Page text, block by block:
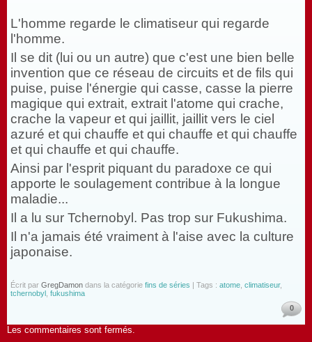
L'homme regarde le climatiseur qui regarde
l'homme.
Il se dit (lui ou un autre) que c'est une bien belle
invention que ce réseau de circuits et de fils qui
puise, puise l'énergie qui casse, casse la pierre
magique qui extrait, extrait l'atome qui crache,
crache la vapeur et qui jaillit, jaillit vers le ciel
azuré et qui chauffe et qui chauffe et qui chauffe
et qui chauffe et qui chauffe.
Ainsi par l'esprit piquant du paradoxe ce qui
apporte le soulagement contribue à la longue
maladie...
Il a lu sur Tchernobyl. Pas trop sur Fukushima.
Il n'a jamais été vraiment à l'aise avec la culture
japonaise.
Écrit par GregDamon dans la catégorie fins de séries | Tags : atome climatiseur,
tchernobyl fukushima
0
Les commentaires sont fermés.